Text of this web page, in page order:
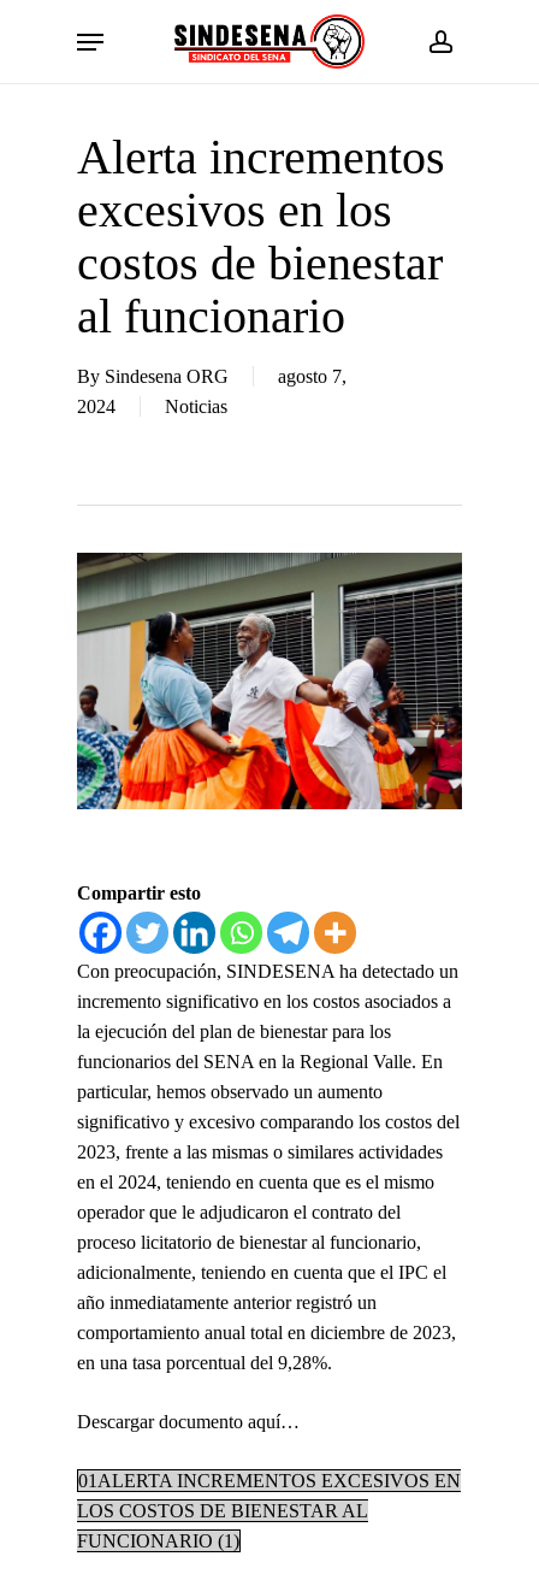
account
Menu
Alerta incrementos
excesivos en los
costos de bienestar
al funcionario
By Sindesena ORG
agosto 7,
2024
Noticias
Compartir esto
Con preocupación, SINDESENA ha detectado un
incremento significativo en los costos asociados a
la ejecución del plan de bienestar para los
funcionarios del SENA en la Regional Valle. En
particular, hemos observado un aumento
significativo y excesivo comparando los costos del
2023, frente a las mismas o similares actividades
en el 2024, teniendo en cuenta que es el mismo
operador que le adjudicaron el contrato del
proceso licitatorio de bienestar al funcionario,
adicionalmente, teniendo en cuenta que el IPC el
año inmediatamente anterior registró un
comportamiento anual total en diciembre de 2023,
en una tasa porcentual del 9,28%.
Descargar documento aquí…
01ALERTA INCREMENTOS EXCESIVOS EN
LOS COSTOS DE BIENESTAR AL
FUNCIONARIO (1)